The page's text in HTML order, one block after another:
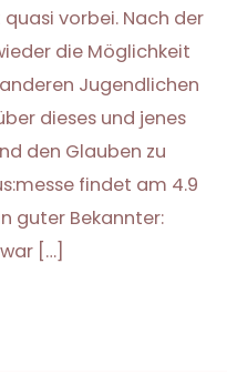
vorbei. Nach der
die Möglichkeit
Jugendlichen
dieses und jenes
den Glauben zu
findet am 4.9
guter Bekannter:
[…]